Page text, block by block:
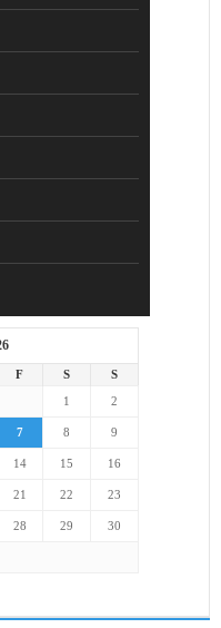
F S
S
1
2
7 8 9
14 15 16
21 22 23
28 29 30